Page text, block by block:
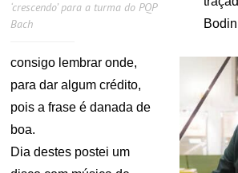
‘crescendo’ para a turma do PQP
Bach
consigo lembrar onde,
para dar algum crédito,
pois a frase é danada de
boa.
Dia destes postei um